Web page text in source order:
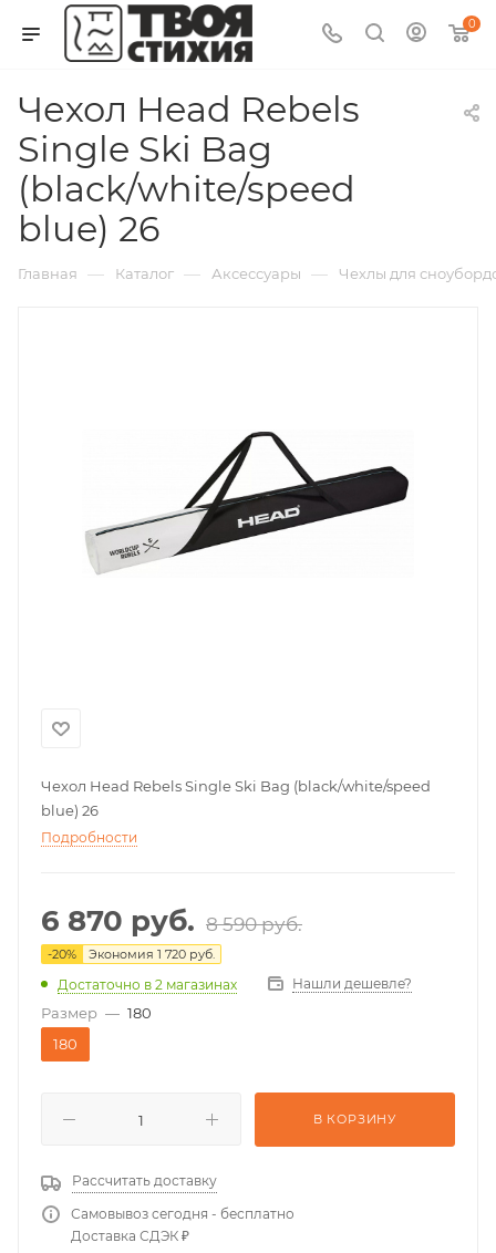
0
Чехол Head Rebels
Single Ski Bag
(black/white/speed
blue) 26
Главная — Каталог — Аксессуары — Чехлы для
Чехол Head Rebels Single Ski Bag (black/white/speed
blue) 26
Подробности
6 870 руб. 8 590руб.
-20% Экономия 1 720 руб.
Достаточно в 2 магазинах Нашли дешевле?
Размер — 180
180
В КОРЗИНУ
Рассчитать доставку
Самовывоз сегодня - бесплатно
Доставка СДЭК ₽